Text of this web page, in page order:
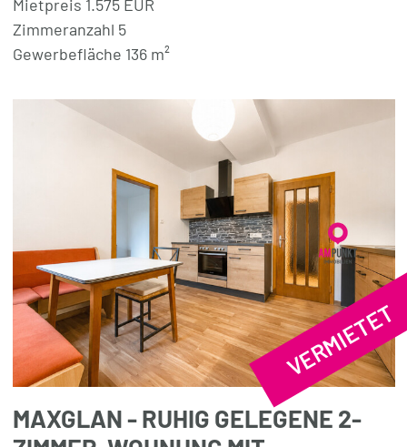
Mietpreis 1.575 EUR
Zimmeranzahl 5
Gewerbefläche 136 m²
VERMIETET
MAXGLAN - RUHIG GELEGENE 2-